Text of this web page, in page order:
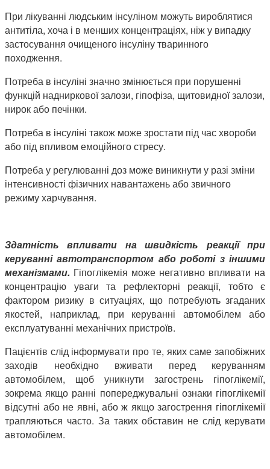
При лікуванні людським інсуліном можуть вироблятися
антитіла, хоча і в менших концентраціях, ніж у випадку
застосування очищеного інсуліну тваринного
походження.
Потреба в інсуліні значно змінюється при порушенні
функцій надниркової залози, гіпофіза, щитовидної залози,
нирок або печінки.
Потреба в інсуліні також може зростати під час хвороби
або під впливом емоційного стресу.
Потреба у регулюванні доз може виникнути у разі зміни
інтенсивності фізичних навантажень або звичного
режиму харчування.
Здатність впливати на швидкість реакції при
керуванні автотранспортом або роботі з іншими
механізмами. Гіпоглікемія може негативно впливати на
концентрацію уваги та рефлекторні реакції, тобто є
фактором ризику в ситуаціях, що потребують згаданих
якостей, наприклад, при керуванні автомобілем або
експлуатуванні механічних пристроїв.
Пацієнтів слід інформувати про те, яких саме запобіжних
заходів необхідно вживати перед керуванням
автомобілем, щоб уникнути загострень гіпоглікемії,
зокрема якщо ранні попереджувальні ознаки гіпоглікемії
відсутні або не явні, або ж якщо загострення гіпоглікемії
трапляються часто. За таких обставин не слід керувати
автомобілем.